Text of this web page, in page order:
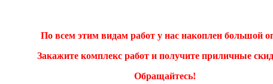
По всем этим видам работ у нас накоплен большой
Закажите комплекс работ и получите приличные
Обращайтесь!